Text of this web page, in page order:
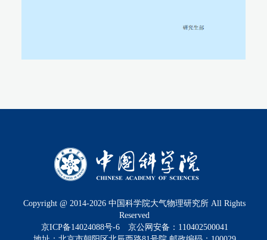
Copyright @ 2014-2026 中国科学院大气物理研究所 All Rights
Reserved
京ICP备14024088号-6
京公网安备：110402500041